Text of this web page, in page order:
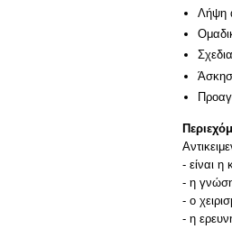
Λήψη
- είναι η
- η
- ο
- η